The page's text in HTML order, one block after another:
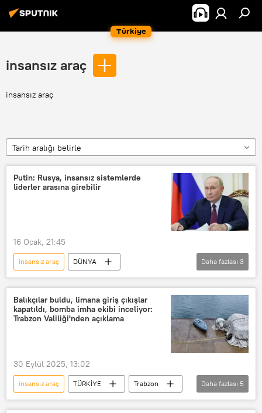
Türkiye
insansız araç
insansız araç
Tarih aralığı belirle
Putin: Rusya, insansız sistemlerde
liderler arasına girebilir
16 Ocak, 21:45
insansız araç
DÜNYA
Vladimir Putin
Rusya
Otonom araç
Teknoloji
Daha fazlası 3
Balıkçılar buldu, limana giriş çıkışlar
kapatıldı, bomba imha ekibi inceliyor:
Trabzon Valiliği'nden açıklama
30 Eylül 2025, 13:02
insansız araç TÜRKİYE
Trabzon
Deniz
Valilik
Sahil Güvenlik
Daha fazlası 5